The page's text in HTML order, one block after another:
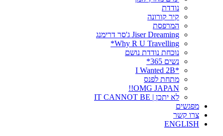
נודדת
קיר קורונה
המרפסת
Jiser Dreaming ג'סר דרימנג
Why R U Travelling*
נוכחת נודדת נושם
נשים 365*
*I Wanted 2B
מתחת לפנס
OMG JAPAN!!
לא יתכן | IT CANNOT BE
מפגשים
צרו קשר
ENGLISH